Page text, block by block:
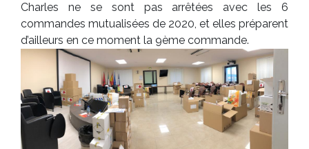
Charles ne se sont pas arrêtées avec les 6
commandes mutualisées de 2020, et elles préparent
d’ailleurs en ce moment la 9ème commande.